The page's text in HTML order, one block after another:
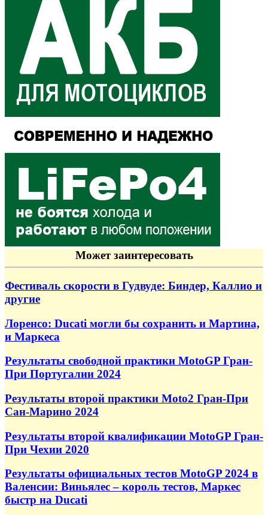
Может заинтересовать
Фестиваль скорости в Гудвуде: Биндер, Каллио и
другие
Лоренсо: Ducati могли бы сохранить и Мартина,
и Маркеса
Результаты свободной практики MotoGP Гран-
При Португалии 2024
Результаты второй практики Moto2 Гран-При
Сан-Марино 2024
Результаты второй квалификации MotoGP Гран-
При Чехии 2020
Результаты официальных тестов MotoGP 2024 в
Валенсии: Виньялес – король тестов, Маркес
быстр на Ducati